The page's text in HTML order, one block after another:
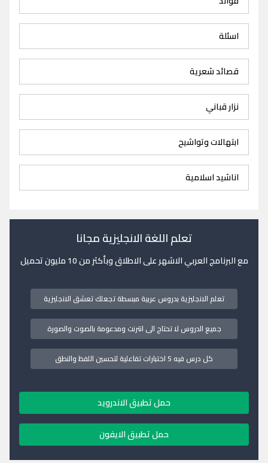
اسئلة
قصائد شعرية
نزار قباني
ابتهالات وتواشيح
اناشيد اسلامية
تعلم اللغة الانجليزية مجانا
مع البرنامج العربي الاشهر على الاطلاق وبأكثر من 10 مليون تحميل
تعلم الانجليزية بدروس عربية مبسطة تجعلك تعشق الانجليزية
جميع الدروس لا تحتاج الى انترنت ومدعومة بالصوت والصورة
كل درس فيه 5 اختبارات تفاعلية لتحسين اللفظ والنطق
حمل تطبيق الاندرويد
حمل تطبيق الايفون